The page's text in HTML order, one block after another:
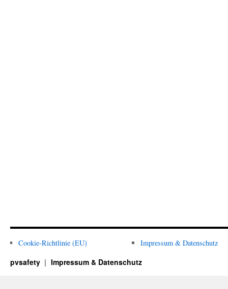
Cookie-Richtlinie (EU) Impressum & Datenschutz
pvsafety Impressum & Datenschutz